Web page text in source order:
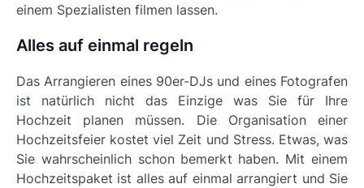
einem Spezialisten filmen lassen.
Alles auf einmal regeln
Das Arrangieren eines 90er-DJs und eines Fotografen
ist natürlich nicht das Einzige was Sie für Ihre
Hochzeit planen müssen. Die Organisation einer
Hochzeitsfeier kostet viel Zeit und Stress. Etwas, was
Sie wahrscheinlich schon bemerkt haben. Mit einem
Hochzeitspaket ist alles auf einmal arrangiert und Sie